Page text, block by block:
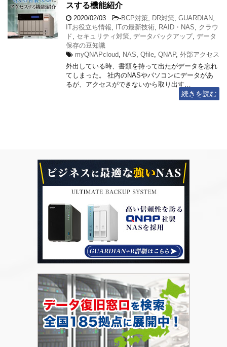
スする機能紹介
2020/02/03 -BCP対策 DR対策 GUARDIAN
ITお役立ち情報
ITの最新技術 RAID・NAS
クラウ
ド
セキュリティ対策 データバックアップ, データ
保存の豆知識
myQNAPcloud
NAS Qfile QNAP, 外部アクセス
外出している時、書類を持って出たがデータを忘れ
てしまった。 社内のNASやパソコンにデータがあ
るが、アクセスができないから取り出す…
続きを読む